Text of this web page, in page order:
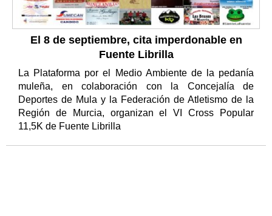
El 8 de septiembre, cita imperdonable en
Fuente Librilla
La Plataforma por el Medio Ambiente de la pedanía
muleña, en colaboración con la Concejalía de
Deportes de Mula y la Federación de Atletismo de la
Región de Murcia, organizan el VI Cross Popular
11,5K de Fuente Librilla